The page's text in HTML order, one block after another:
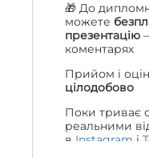
🎁 До
можете
презентацію
коментарях
Прийом і
цілодобово
Поки триває
реальними
в Instagram і